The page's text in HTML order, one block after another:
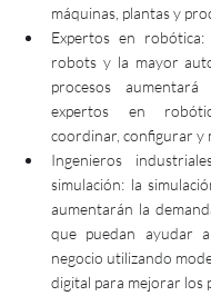
máquinas, plantas y
Expertos en
robots y la mayor
procesos
expertos en
coordinar, configurar y
Ingenieros
simulación: la
aumentarán la
que puedan ayudar
negocio utilizando
digital para mejorar los